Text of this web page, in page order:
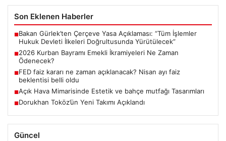
Son Eklenen Haberler
■Bakan Gürlek’ten Çerçeve Yasa Açıklaması: “Tüm İşlemler
Hukuk Devleti İlkeleri Doğrultusunda Yürütülecek”
■2026 Kurban Bayramı Emekli İkramiyeleri Ne Zaman
Ödenecek?
■FED faiz kararı ne zaman açıklanacak? Nisan ayı faiz
beklentisi belli oldu
■Açık Hava Mimarisinde Estetik ve bahçe mutfağı Tasarımları
■Dorukhan Toköz’ün Yeni Takımı Açıklandı
Güncel